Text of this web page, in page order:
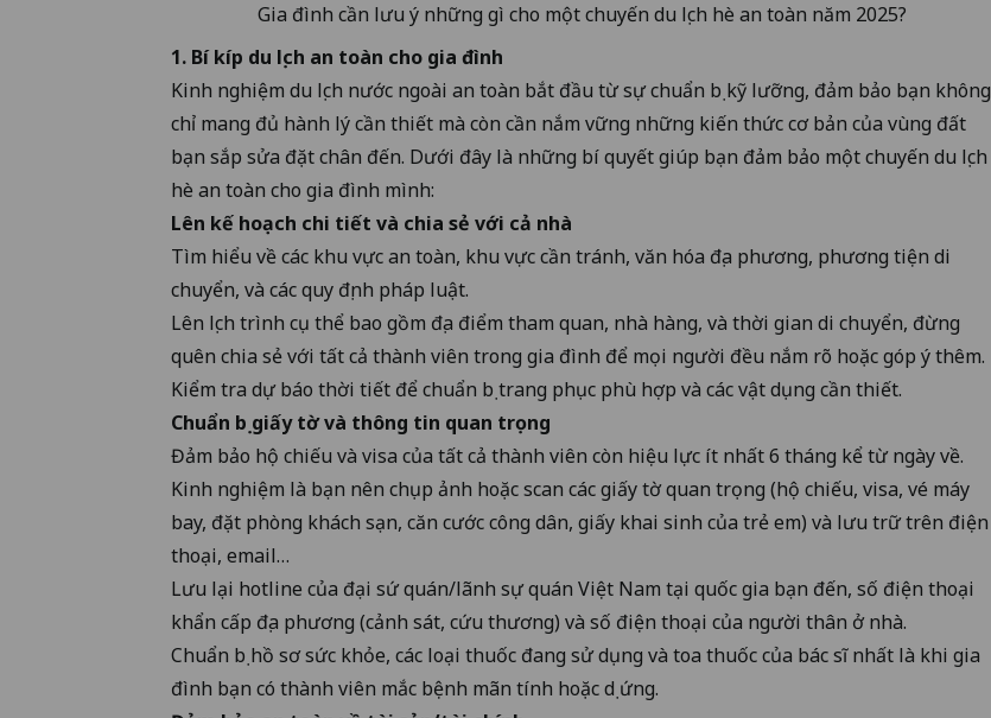
Gia đình cần lưu ý những gì cho một chuyến du lịch hè an toàn năm 2025?
1. Bí kíp du lịch an toàn cho gia đình
Kinh nghiệm du lịch nước ngoài an toàn bắt đầu từ sự chuẩn bị kỹ lưỡng, đảm bảo bạn không
chỉ mang đủ hành lý cần thiết mà còn cần nắm vững những kiến thức cơ bản của vùng đất
bạn sắp sửa đặt chân đến. Dưới đây là những bí quyết giúp bạn đảm bảo một chuyến du lịch
hè an toàn cho gia đình mình:
Lên kế hoạch chi tiết và chia sẻ với cả nhà
Tìm hiểu về các khu vực an toàn, khu vực cần tránh, văn hóa địa phương, phương tiện di
chuyển, và các quy định pháp luật.
Lên lịch trình cụ thể bao gồm địa điểm tham quan, nhà hàng, và thời gian di chuyển, đừng
quên chia sẻ với tất cả thành viên trong gia đình để mọi người đều nắm rõ hoặc góp ý thêm.
Kiểm tra dự báo thời tiết để chuẩn bị trang phục phù hợp và các vật dụng cần thiết.
Chuẩn bị giấy tờ và thông tin quan trọng
Đảm bảo hộ chiếu và visa của tất cả thành viên còn hiệu lực ít nhất 6 tháng kể từ ngày về.
Kinh nghiệm là bạn nên chụp ảnh hoặc scan các giấy tờ quan trọng (hộ chiếu, visa, vé máy
bay, đặt phòng khách sạn, căn cước công dân, giấy khai sinh của trẻ em) và lưu trữ trên điện
thoại, email…
Lưu lại hotline của đại sứ quán/lãnh sự quán Việt Nam tại quốc gia bạn đến, số điện thoại
khẩn cấp địa phương (cảnh sát, cứu thương) và số điện thoại của người thân ở nhà.
Chuẩn bị hồ sơ sức khỏe, các loại thuốc đang sử dụng và toa thuốc của bác sĩ nhất là khi gia
đình bạn có thành viên mắc bệnh mãn tính hoặc dị ứng.